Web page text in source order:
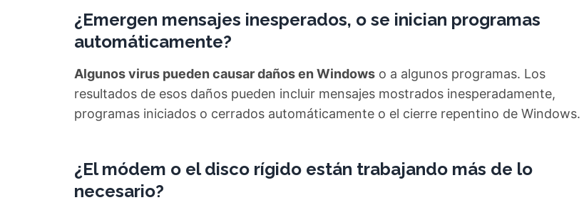
¿Emergen mensajes inesperados, o se inician programas
automáticamente?
Algunos virus pueden causar daños en Windows o a algunos programas. Los
resultados de esos daños pueden incluir mensajes mostrados inesperadamente,
programas iniciados o cerrados automáticamente o el cierre repentino de Windows.
¿El módem o el disco rígido están trabajando más de lo
necesario?